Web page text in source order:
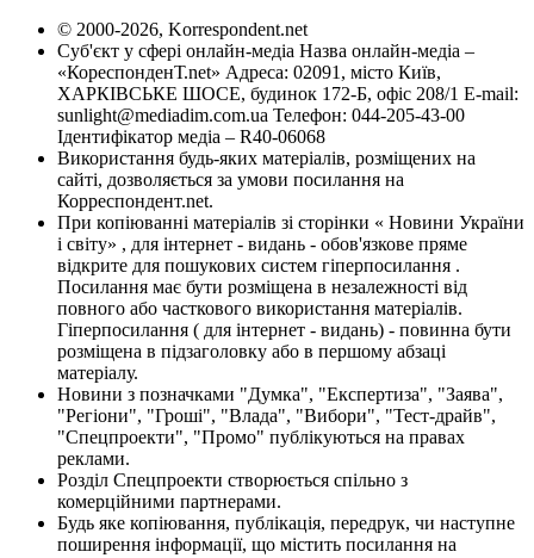
© 2000-2026, Korrespondent.net
Суб'єкт у сфері онлайн-медіа Назва онлайн-медіа –
«КореспонденТ.net» Адреса: 02091, місто Київ,
ХАРКІВСЬКЕ ШОСЕ, будинок 172-Б, офіс 208/1 E-mail:
sunlight@mediadim.com.ua Телефон: 044-205-43-00
Ідентифікатор медіа – R40-06068
Використання будь-яких матеріалів, розміщених на
сайті, дозволяється за умови посилання на
Корреспондент.net.
При копіюванні матеріалів зі сторінки « Новини України
і світу» , для інтернет - видань - обов'язкове пряме
відкрите для пошукових систем гіперпосилання .
Посилання має бути розміщена в незалежності від
повного або часткового використання матеріалів.
Гіперпосилання ( для інтернет - видань) - повинна бути
розміщена в підзаголовку або в першому абзаці
матеріалу.
Новини з позначками "Думка", "Експертиза", "Заява",
"Регіони", "Гроші", "Влада", "Вибори", "Тест-драйв",
"Спецпроекти", "Промо" публікуються на правах
реклами.
Розділ Спецпроекти створюється спільно з
комерційними партнерами.
Будь яке копіювання, публікація, передрук, чи наступне
поширення інформації, що містить посилання на